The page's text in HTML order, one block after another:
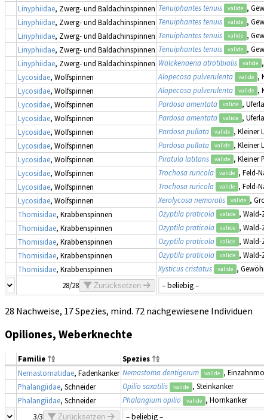
Linyphiidae, Zwerg- und Baldachinspinnen Tenuiphantes tenuis valide ,
Linyphiidae, Zwerg- und Baldachinspinnen Tenuiphantes tenuis valide ,
Linyphiidae, Zwerg- und Baldachinspinnen Tenuiphantes tenuis valide ,
Linyphiidae, Zwerg- und Baldachinspinnen Tenuiphantes tenuis valide ,
Linyphiidae, Zwerg- und Baldachinspinnen Walckenaeria atrotibialis valide
Lycosidae, Wolfspinnen Alopecosa pulverulenta valide ,
Lycosidae, Wolfspinnen Alopecosa pulverulenta valide ,
Lycosidae, Wolfspinnen Pardosa amentata valide ,
Lycosidae, Wolfspinnen Pardosa amentata valide ,
Lycosidae, Wolfspinnen Pardosa pullata valide , Kleiner
Lycosidae, Wolfspinnen Pardosa pullata valide , Kleiner
Lycosidae, Wolfspinnen Piratula latitans valide , Kleiner
Lycosidae, Wolfspinnen Trochosa ruricola valide , Feld-
Lycosidae, Wolfspinnen Trochosa ruricola valide , Feld-
Lycosidae, Wolfspinnen Xerolycosa nemoralis valide ,
Thomisidae, Krabbenspinnen Ozyptila praticola valide ,
Thomisidae, Krabbenspinnen Ozyptila praticola valide ,
Thomisidae, Krabbenspinnen Ozyptila praticola valide ,
Thomisidae, Krabbenspinnen Ozyptila praticola valide ,
Thomisidae, Krabbenspinnen Xysticus cristatus valide ,
28/28
Zurücksetzen
28 Nachweise, 17 Spezies, mind. 72 nachgewiesene Individuen
Opiliones, Weberknechte
Familie Spezies
Nemastomatidae, Fadenkanker Nemastoma dentigerum valide ,
Phalangiidae, Schneider Opilio saxatilis valide , Steinkanker
Phalangiidae, Schneider Phalangium opilio valide , Hornkanker
3/3
Zurücksetzen